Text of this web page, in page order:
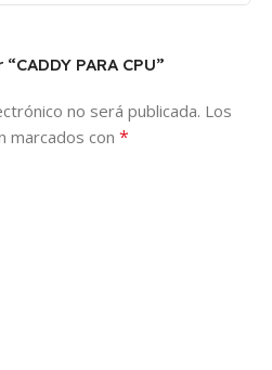
PARA CPU”
no será publicada. Los
marcados con *